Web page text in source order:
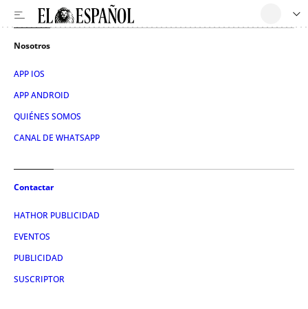
Nosotros
APP IOS
APP ANDROID
QUIÉNES SOMOS
CANAL DE WHATSAPP
Contactar
HATHOR PUBLICIDAD
EVENTOS
PUBLICIDAD
SUSCRIPTOR